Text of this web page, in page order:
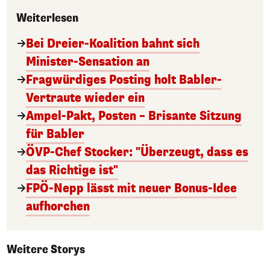
Weiterlesen
Bei Dreier-Koalition bahnt sich
Minister-Sensation an
Fragwürdiges Posting holt Babler-
Vertraute wieder ein
Ampel-Pakt, Posten – Brisante Sitzung
für Babler
ÖVP-Chef Stocker: "Überzeugt, dass es
das Richtige ist"
FPÖ-Nepp lässt mit neuer Bonus-Idee
aufhorchen
Weitere Storys